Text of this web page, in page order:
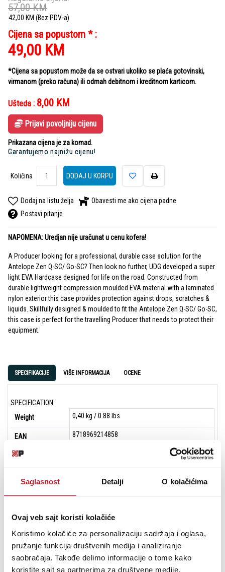
Saglasnost Detalji O kolačićima
Ovaj veb sajt koristi kolačiće
Koristimo kolačiće za personalizaciju sadržaja i oglasa,
pružanje funkcija društvenih medija i analiziranje
saobraćaja. Takođe delimo informacije o tome kako
koristite sajt sa partnerima za društvene medije,
57,00KM
42,00 KM (Bez PDV-a)
Cijena sa popustom * :
49,00 KM
*Cijena sa popustom može da se ostvari ukoliko se plaća gotovinski,
virmanom (preko računa) ili odmah debitnom i kreditnom karticom.
Ušteda : 8,00 KM
Prijavi povoljniju cijenu
Prikazana cijena je za komad.
Garantujemo najnižu cijenu!
Količina DODAJ U KORPU
Dodaj na listu želja
Obavesti me ako cijena padne
Postavi pitanje
NAPOMENA: Uredjan nije uračunat u cenu kofera!
A Producer looking for a professional, durable case solution for the
Antelope Zen Q-SC/ Go-SC? Then look no further, UDG developed a super
light EVA Hardcase designed for life on the road. Constructed from
durable lightweight compression moulded EVA material with a laminated
nylon exterior this case provides protection against drops, scratches &
liquids. Skillfully designed & moulded to fit the Antelope Zen Q-SC/ Go-SC,
this case is perfect for the travelling Producer that needs to protect their
equipment.
SPECIFIKACIJE VIŠE INFORMACIJA OCENE
SPECIFICATION
Weight
0,40 kg / 0.88 lbs
EAN 8718969214858
Color
(W x H x D)
(W x H x D)
Material Durashock molded EVA foam
Protection
Cover main material 600D polyester with 5 mm
EVA durashock molded body